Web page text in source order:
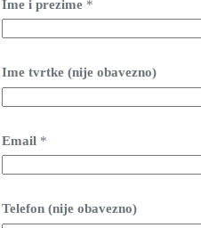
Ime i prezime *
Ime tvrtke (nije obavezno)
Email *
Telefon (nije obavezno)